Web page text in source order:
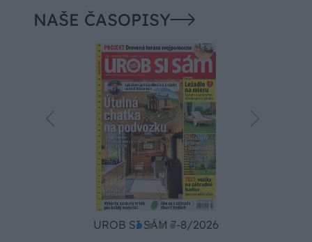
NAŠE ČASOPISY
UROB SI SÁM 7-8/2026